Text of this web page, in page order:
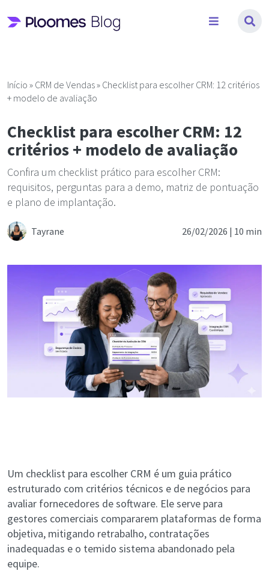
para
Início » CRM de Vendas» Checklist para escolher CRM: 12 critérios
+ modelo de avaliação
Checklist para escolher CRM: 12
critérios + modelo de avaliação
Confira um checklist prático para escolher CRM:
requisitos, perguntas para a demo, matriz de pontuação
e plano de implantação.
Tayrane 26/02/2026 | 10 min
Um checklist para escolher CRM é um guia prático
estruturado com critérios técnicos e de negócios para
avaliar fornecedores de software. Ele serve para
gestores comerciais compararem plataformas de forma
objetiva, mitigando retrabalho, contratações
inadequadas e o temido sistema abandonado pela
equipe.